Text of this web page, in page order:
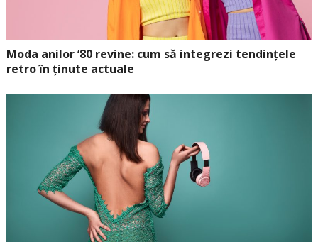
Moda anilor ‘80 revine: cum să integrezi tendințele
retro în ținute actuale